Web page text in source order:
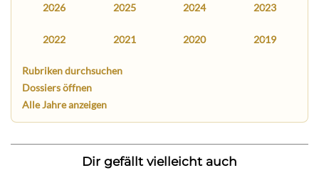
2026 2025 2024 2023
2022 2021 2020 2019
Rubriken durchsuchen
Dossiers öffnen
Alle Jahre anzeigen
Dir gefällt vielleicht auch